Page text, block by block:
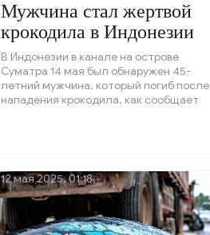
Мужчина стал жертвой
крокодила в Индонезии
В Индонезии в канале на острове
Суматра 14 мая был обнаружен 45-
летний мужчина, который погиб после
нападения крокодила, как сообщает
12 мая 2025, 01:18